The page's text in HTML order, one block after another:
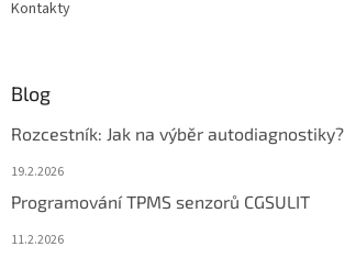
Kontakty
Blog
Rozcestník: Jak na výběr autodiagnostiky?
19.2.2026
Programování TPMS senzorů CGSULIT
11.2.2026